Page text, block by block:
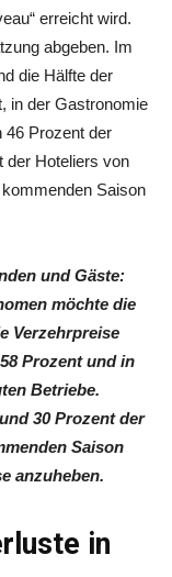
erreicht wird.
abgeben. Im
die Hälfte der
in der Gastronomie
46 Prozent der
der Hoteliers von
Saison
und Gäste:
möchte die
Verzehrpreise
Prozent und in
Betriebe.
30 Prozent der
Saison
anzuheben.
in